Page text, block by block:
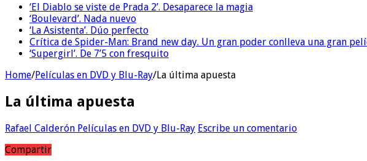
‘El Diablo se viste de Prada 2’. Desaparece la magia
‘Boulevard’. Nada nuevo
‘La Asistenta’. Dúo perfecto
Crítica de Spider-Man: Brand new day. Un gran poder conlleva una gran
‘Supergirl’. De 7’5 con fresquito
Home/Películas en DVD y Blu-Ray/La última apuesta
La última apuesta
Rafael Calderón Películas en DVD y Blu-Ray Escribe un comentario
Compartir